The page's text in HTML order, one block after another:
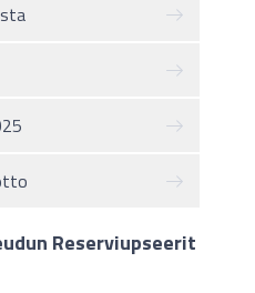
Reserviupseerit